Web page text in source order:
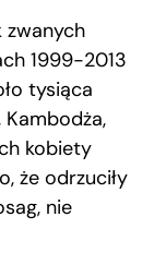
zwanych
1999-2013
tysiąca
kobiety
że odrzuciły
nie